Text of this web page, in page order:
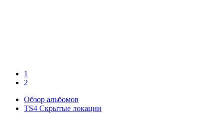
1
2
Обзор альбомов
TS4 Скрытые локации